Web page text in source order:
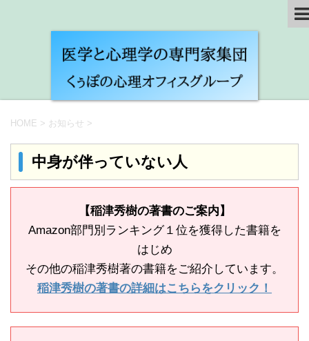
HOME > お知らせ >
中身が伴っていない人
【稲津秀樹の著書のご案内】
Amazon部門別ランキング１位を獲得した書籍を
はじめ
その他の稲津秀樹著の書籍をご紹介しています。
稲津秀樹の著書の詳細はこちらをクリック！